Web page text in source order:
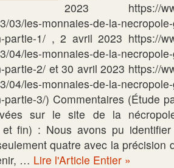
2023 https://
03/les-monnaies-de-la-
partie-1/ , 2 avril 2023 https://
04/les-monnaies-de-la-
partie-2/ et 30 avril 2023 https://
04/les-monnaies-de-la-
partie-3/) Commentaires (Étude
sur le site de la
fin) : Nous avons pu
quatre avec la précision
… Lire l'Article Entier »